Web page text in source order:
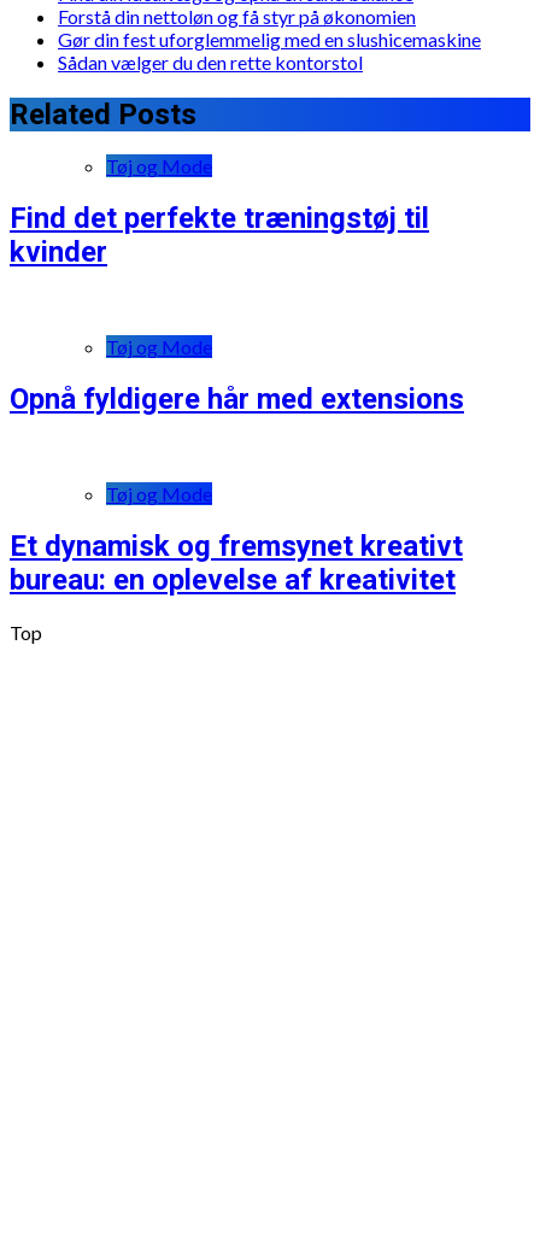
Forstå din nettoløn og få styr på økonomien
Gør din fest uforglemmelig med en slushicemaskine
Sådan vælger du den rette kontorstol
Related Posts
Tøj og Mode
Find det perfekte træningstøj til
kvinder
Tøj og Mode
Opnå fyldigere hår med extensions
Tøj og Mode
Et dynamisk og fremsynet kreativt
bureau: en oplevelse af kreativitet
Top